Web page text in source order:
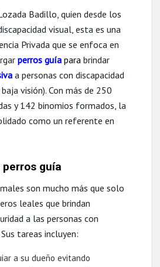
Badillo, quien desde los
visual, esta es una
Privada que se enfoca en
perros guía para brindar
a personas con discapacidad
visión). Con más de 250
y 142 binomios formados, la
como un referente en
guía
son mucho más que solo
leales que brindan
a las personas con
tareas incluyen:
a su dueño evitando